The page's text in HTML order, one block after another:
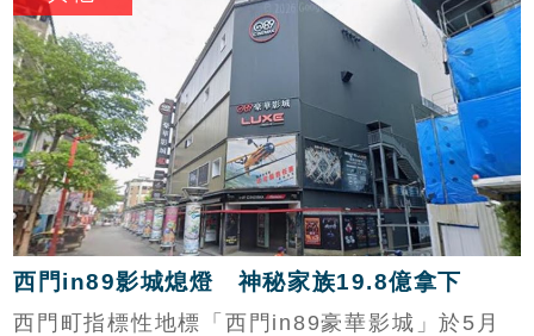
高價，新莊區則以親民房價吸引就業人口遷入。
專家陳金萍分析，人口紅利與商業發展完善，使
這五區成為新北房市核心，即便在政策干擾下，
憑藉重劃區開發與捷運路網加持，交易表現依舊
穩健，持續吸引購屋族群關注，反映出新北房市
長期發展潛力。
西門in89影城熄燈 神秘家族19.8億拿下
西門町指標性地標「西門in89豪華影城」於5月